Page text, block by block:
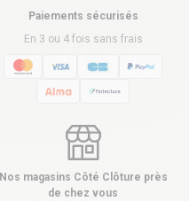
Paiements sécurisés
En 3 ou 4 fois sans frais
Nos magasins Côté Clôture près
de chez vous